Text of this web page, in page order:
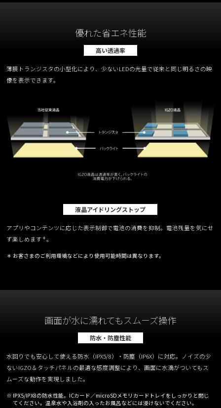
優れた省エネ性能
高い透過率
薄膜トランジスタの小型化により、少ないLEDの光量で従来と同じ明るさの映
像を表示できます。
液晶アイドリングストップ
アプリやコンテンツに応じた表示制御で電池の消費を抑制。電池残量を気にせ
ず楽しめます＊。
＊ お客さまのご利用環境などにより使用可能時間は異なります。
画面が水に濡れてもスムーズ操作
防水・防塵性能
水回りでも安心して使える防水（IPX5/8）・防塵（IP6X）に対応。ノイズの少
ないIGZO＆タッチパネルの最適な感度調整により、画面に水滴がついてもス
ムーズな動作を実現しました。
※ IPX5/IPX8の防水性能。ICカード／microSDメモリカードトレイをしっかりと閉じ
てください。温泉水や入浴剤の入ったお風呂などには浸けないでください。